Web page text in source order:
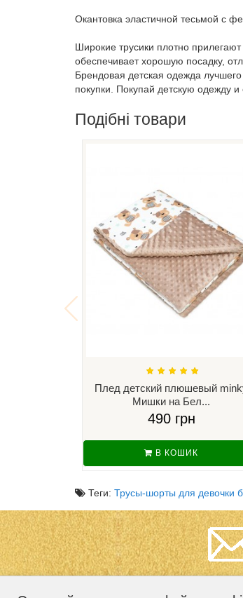
Окантовка эластичной тесьмой с
Широкие трусики плотно
обеспечивает хорошую посадку,
Брендовая детская одежда
покупки. Покупай детскую одежду
Подібні товари
Плед детский плюшевый
Мишки на Бел...
490 грн
В КОШИК
Теги: Трусы-шорты для девочки